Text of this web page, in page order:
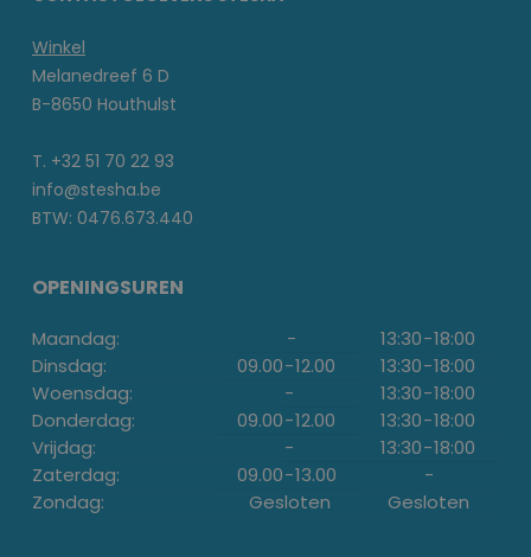
Winkel
Melanedreef 6 D
B-8650 Houthulst
T. +32 51 70 22 93
info@stesha.be
BTW: 0476.673.440
OPENINGSUREN
Maandag: - 13:30-18:00
Dinsdag:
09.00-12.00 13:30-18:00
Woensdag:
- 13:30-18:00
Donderdag:
09.00-12.00 13:30-18:00
Vrijdag:
- 13:30-18:00
Zaterdag:
09.00-13.00
-
Zondag:
Gesloten Gesloten